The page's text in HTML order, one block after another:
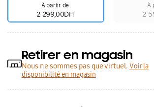
À partir de
2 299,00DH
À
2
Retirer en magasin
Nous ne sommes pas que virtuel. Voir la
disponibilité en magasin